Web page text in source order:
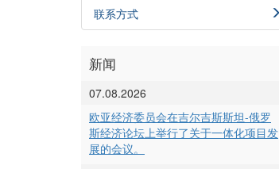
联系方式
新闻
07.08.2026
欧亚经济委员会在吉尔吉斯斯坦-俄罗
斯经济论坛上举行了关于一体化项目发
展的会议。